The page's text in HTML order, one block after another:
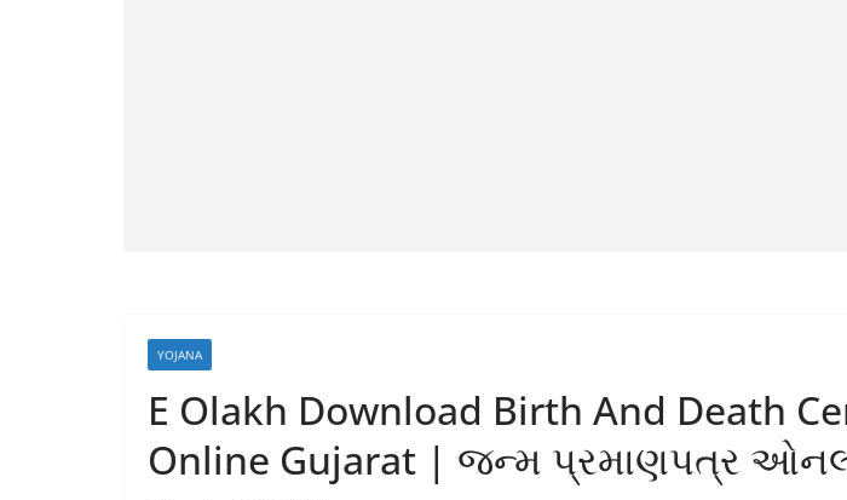
YOJANA
E Olakh Download Birth And Death
Online Gujarat | જન્મ પ્રમાણપત્ર